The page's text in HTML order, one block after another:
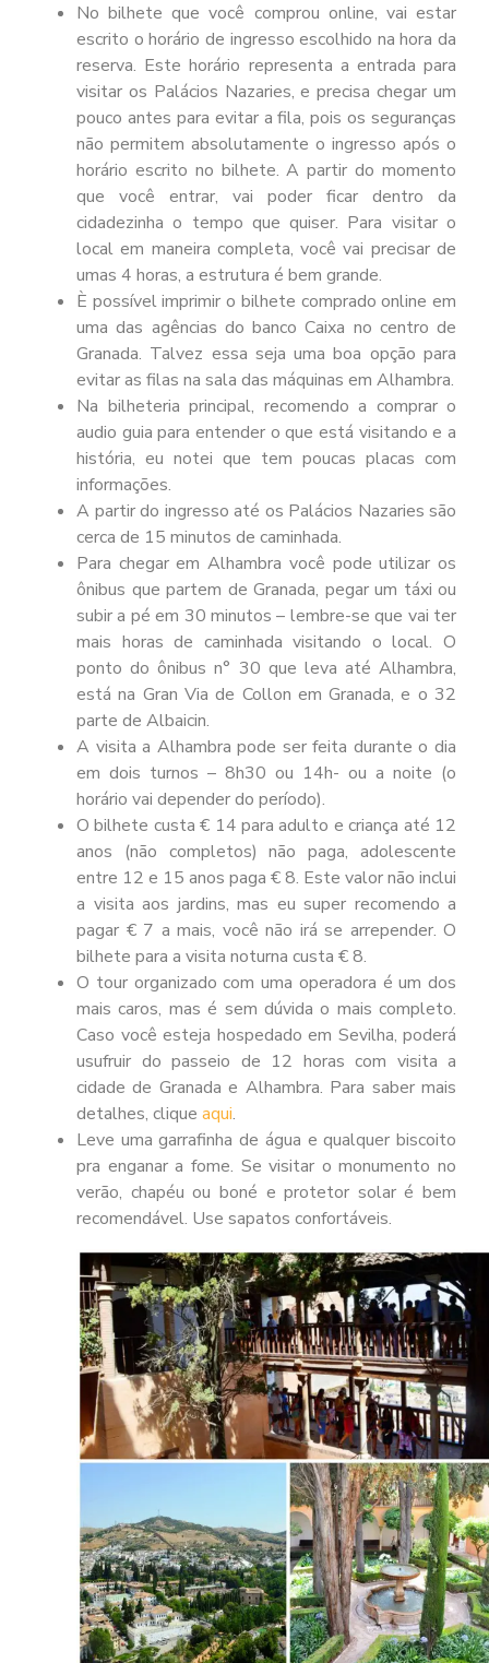
No bilhete que você comprou online, vai estar
escrito o horário de ingresso escolhido na hora da
reserva. Este horário representa a entrada para
visitar os Palácios Nazaries, e precisa chegar um
pouco antes para evitar a fila, pois os seguranças
não permitem absolutamente o ingresso após o
horário escrito no bilhete. A partir do momento
que você entrar, vai poder ficar dentro da
cidadezinha o tempo que quiser. Para visitar o
local em maneira completa, você vai precisar de
umas 4 horas, a estrutura é bem grande.
È possível imprimir o bilhete comprado online em
uma das agências do banco Caixa no centro de
Granada. Talvez essa seja uma boa opção para
evitar as filas na sala das máquinas em Alhambra.
Na bilheteria principal, recomendo a comprar o
audio guia para entender o que está visitando e a
história, eu notei que tem poucas placas com
informações.
A partir do ingresso até os Palácios Nazaries são
cerca de 15 minutos de caminhada.
Para chegar em Alhambra você pode utilizar os
ônibus que partem de Granada, pegar um táxi ou
subir a pé em 30 minutos – lembre-se que vai ter
mais horas de caminhada visitando o local. O
ponto do ônibus n° 30 que leva até Alhambra,
está na Gran Via de Collon em Granada, e o 32
parte de Albaicin.
A visita a Alhambra pode ser feita durante o dia
em dois turnos – 8h30 ou 14h- ou a noite (o
horário vai depender do período).
O bilhete custa € 14 para adulto e criança até 12
anos (não completos) não paga, adolescente
entre 12 e 15 anos paga € 8. Este valor não inclui
a visita aos jardins, mas eu super recomendo a
pagar € 7 a mais, você não irá se arrepender. O
bilhete para a visita noturna custa € 8.
O tour organizado com uma operadora é um dos
mais caros, mas é sem dúvida o mais completo.
Caso você esteja hospedado em Sevilha, poderá
usufruir do passeio de 12 horas com visita a
cidade de Granada e Alhambra. Para saber mais
detalhes, clique aqui.
Leve uma garrafinha de água e qualquer biscoito
pra enganar a fome. Se visitar o monumento no
verão, chapéu ou boné e protetor solar é bem
recomendável. Use sapatos confortáveis.